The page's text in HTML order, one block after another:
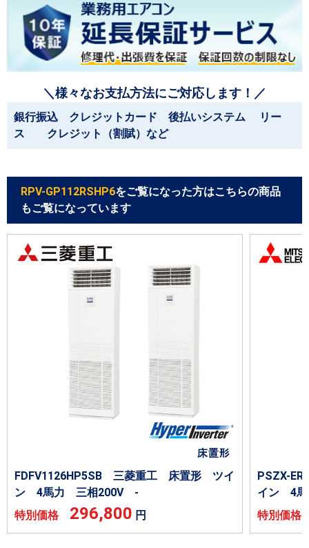
＼様々なお支払方法にご対応します！／
銀行振込 クレジットカード 後払いシステム リー
ス クレジット（割賦）など
RPV-GP112RSHP6をご覧になった方はこちらの商品
もご覧になっています
FDFV1126HP5SB 三菱重工 床置形 ツイ
ン 4馬力 三相200V -
特別価格 296,800 円
PSZX-
イン 4
特別価